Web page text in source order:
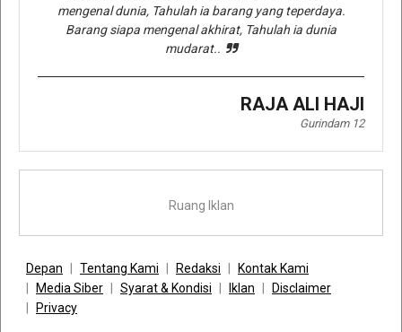
mengenal dunia, Tahulah ia barang yang teperdaya.
Barang siapa mengenal akhirat, Tahulah ia dunia
mudarat..
RAJA ALI HAJI
Gurindam 12
Ruang Iklan
Depan Tentang Kami Redaksi
Kontak Kami
Media Siber
Syarat & Kondisi Iklan
Disclaimer
Privacy